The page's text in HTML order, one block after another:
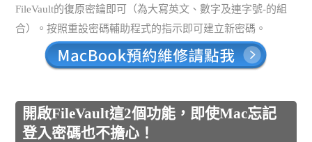
FileVault的復原密鑰即可（為大寫英文、數字及連字號-的組
合）。按照重設密碼輔助程式的指示即可建立新密碼。
開啟FileVault這2個功能，即使Mac忘記
登入密碼也不擔心！